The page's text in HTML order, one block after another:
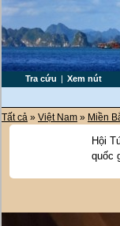
Tra cứu | Xem nút
Tất cả » Việt Nam » Miền
Hội
quốc